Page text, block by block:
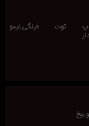
توت فرنگی,لیمو